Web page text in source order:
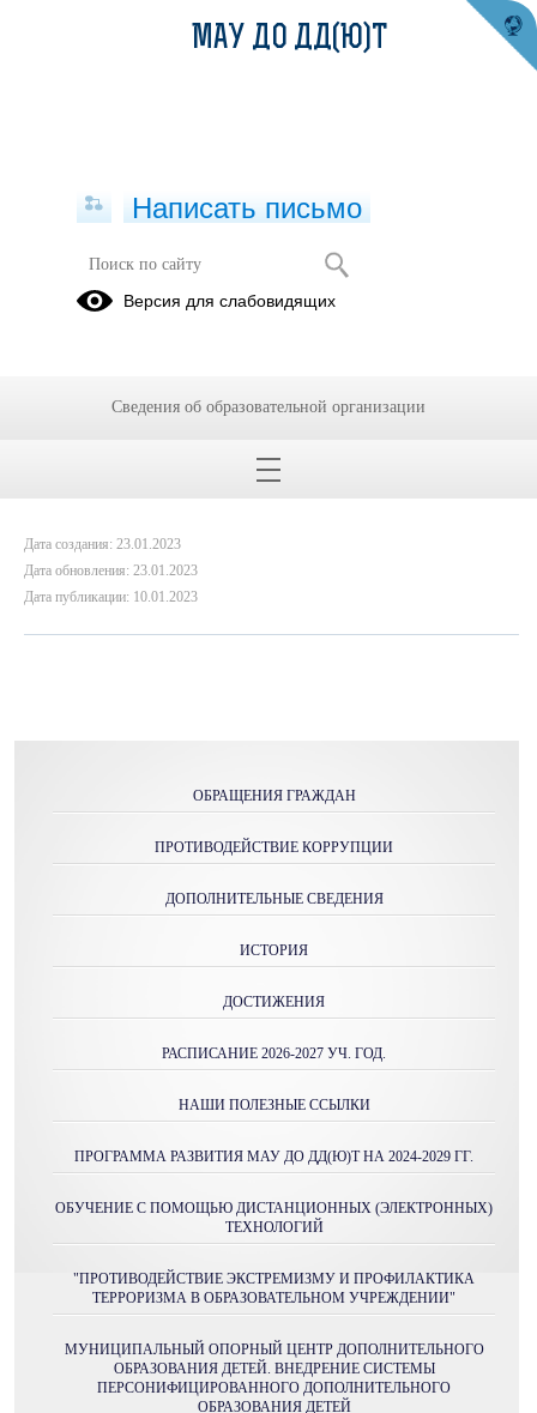
Осторожно:ГРИПП
Дата создания: 23.01.2023
Дата обновления: 23.01.2023
Дата публикации: 10.01.2023
ОБРАЩЕНИЯ ГРАЖДАН
ПРОТИВОДЕЙСТВИЕ КОРРУПЦИИ
ДОПОЛНИТЕЛЬНЫЕ СВЕДЕНИЯ
ИСТОРИЯ
ДОСТИЖЕНИЯ
РАСПИСАНИЕ 2026-2027 УЧ. ГОД.
НАШИ ПОЛЕЗНЫЕ ССЫЛКИ
ПРОГРАММА РАЗВИТИЯ МАУ ДО ДД(Ю)Т НА 2024-2029 ГГ.
ОБУЧЕНИЕ С ПОМОЩЬЮ ДИСТАНЦИОННЫХ (ЭЛЕКТРОННЫХ)
ТЕХНОЛОГИЙ
"ПРОТИВОДЕЙСТВИЕ ЭКСТРЕМИЗМУ И ПРОФИЛАКТИКА
ТЕРРОРИЗМА В ОБРАЗОВАТЕЛЬНОМ УЧРЕЖДЕНИИ"
МУНИЦИПАЛЬНЫЙ ОПОРНЫЙ ЦЕНТР ДОПОЛНИТЕЛЬНОГО
ОБРАЗОВАНИЯ ДЕТЕЙ. ВНЕДРЕНИЕ СИСТЕМЫ
ПЕРСОНИФИЦИРОВАННОГО ДОПОЛНИТЕЛЬНОГО
ОБРАЗОВАНИЯ ДЕТЕЙ
МАУ ДО ДД(Ю)Т
Написать письмо
Версия для слабовидящих
Сведения об образовательной организации